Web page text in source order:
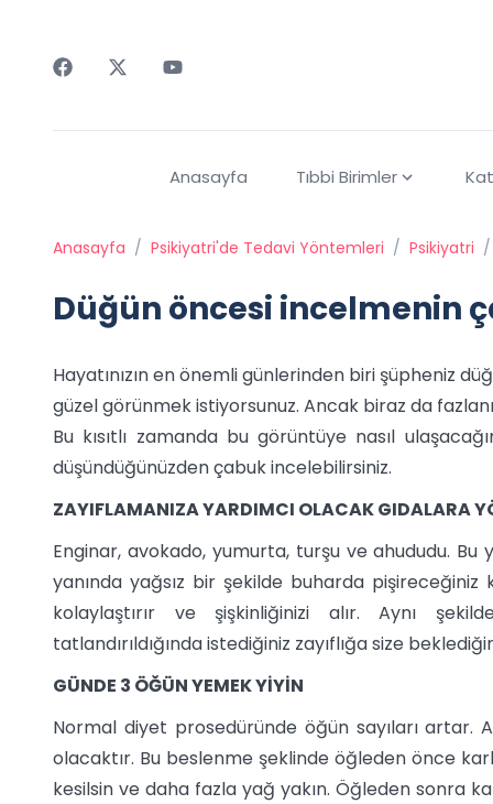
Anasayfa Tıbbi Birimler
Anasayfa / Psikiyatri'de Tedavi Yöntemleri / Psikiyatri /
Düğün öncesi incelmenin
Hayatınızın en önemli günlerinden biri şüpheniz
güzel görünmek istiyorsunuz. Ancak biraz da
Bu kısıtlı zamanda bu görüntüye nasıl
düşündüğünüzden çabuk incelebilirsiniz.
ZAYIFLAMANIZA YARDIMCI OLACAK GIDALARA
Enginar, avokado, yumurta, turşu ve ahududu.
yanında yağsız bir şekilde buharda
kolaylaştırır ve şişkinliğinizi alır. Aynı
tatlandırıldığında istediğiniz zayıflığa size
GÜNDE 3 ÖĞÜN YEMEK YİYİN
Normal diyet prosedüründe öğün sayıları
olacaktır. Bu beslenme şeklinde öğleden önce
kesilsin ve daha fazla yağ yakın. Öğleden sonra